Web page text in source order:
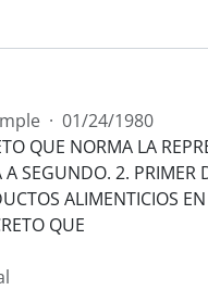
· 01/24/1980
QUE NORMA LA
A SEGUNDO. 2. PRIMER
ALIMENTICIOS
QUE